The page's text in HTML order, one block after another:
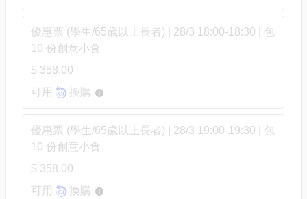
優惠票 (學生/65歲以上長者) | 28/3 18:00-18:30 | 包
10 份創意小食
$ 358.00
可用
換購
優惠票 (學生/65歲以上長者) | 28/3 19:00-19:30 | 包
10 份創意小食
$ 358.00
可用
換購